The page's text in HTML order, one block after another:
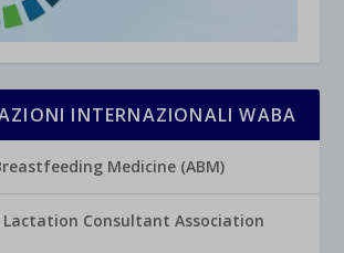
INTERNAZIONALI WABA
Medicine (ABM)
Consultant Association